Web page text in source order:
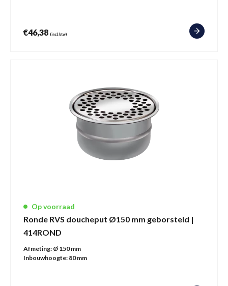
€46,38 (incl. btw)
Op voorraad
Ronde RVS doucheput Ø150 mm geborsteld |
414ROND
Afmeting: Ø 150 mm
Inbouwhoogte: 80 mm